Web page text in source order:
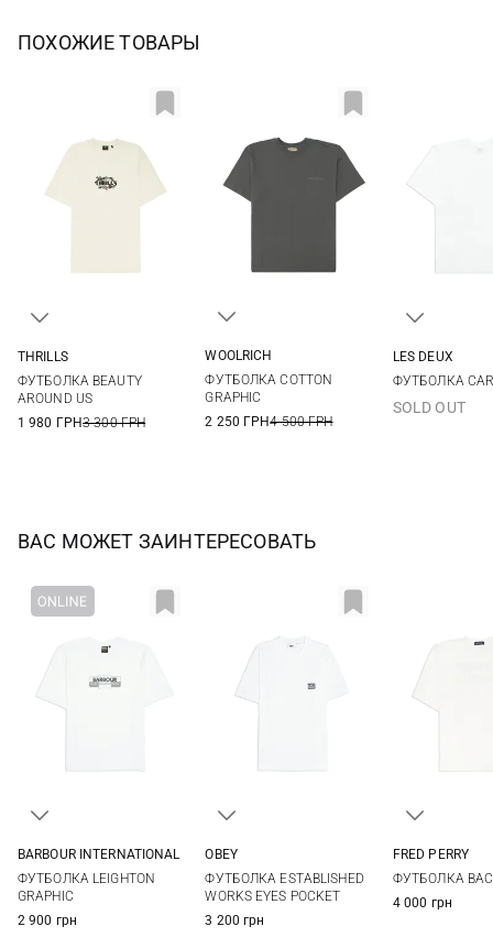
ПОХОЖИЕ ТОВАРЫ
THRILLS
ФУТБОЛКА BEAUTY
AROUND US
1 980 ГРН3 300 ГРН
WOOLRICH
ФУТБОЛКА COTTON
GRAPHIC
2 250 ГРН4 500 ГРН
LES DEUX
ФУТБОЛКА
SOLD OUT
ВАС МОЖЕТ ЗАИНТЕРЕСОВАТЬ
XXL
BARBOUR INTERNATIONAL
ФУТБОЛКА LEIGHTON
GRAPHIC
2 900 грн
XXL
OBEY
ФУТБОЛКА ESTABLISHED
WORKS EYES POCKET
3 200 грн
FRED PERRY
ФУТБОЛКА
4 000 грн